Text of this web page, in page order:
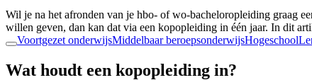
Wil je na het afronden van je hbo- of wo-bacheloropleiding graag
willen geven, dan kan dat via een kopopleiding in één jaar. In dit
Voortgezet onderwijsMiddelbaar beroepsonderwijsHogeschool
Wat houdt een kopopleiding in?